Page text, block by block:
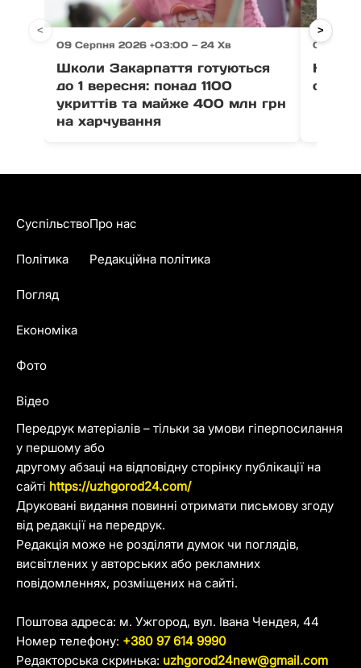
09 Серпня 2026 +03:00 — 24 Хв
Школи Закарпаття готуються
до 1 вересня: понад 1100
укриттів та майже 400 млн грн
на харчування
09
На
одна
< >
Передрук матеріалів – тільки за умови гіперпосилання
у першому або
другому абзаці на відповідну сторінку публікації на
сайті https://uzhgorod24.com/
Друковані видання повинні отримати письмову згоду
від редакції на передрук.
Редакція може не розділяти думок чи поглядів,
висвітлених у авторських або рекламних
повідомленнях, розміщених на сайті.
Поштова адреса: м. Ужгород, вул. Івана Чендея, 44
Номер телефону: +380 97 614 9990
Редакторська скринька: uzhgorod24new@gmail.com
Суспільство
Політика
Погляд
Економіка
Фото
Відео
Про нас
Редакційна політика